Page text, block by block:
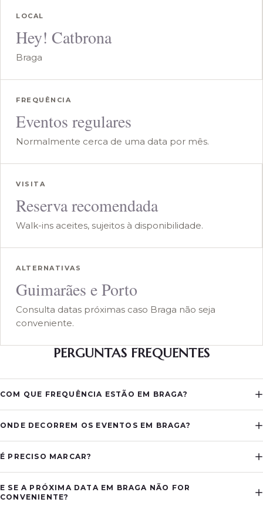
LOCAL
Hey! Catbrona
Braga
FREQUÊNCIA
Eventos regulares
Normalmente cerca de uma data por mês.
VISITA
Reserva recomendada
Walk-ins aceites, sujeitos à disponibilidade.
ALTERNATIVAS
Guimarães e Porto
Consulta datas próximas caso Braga não seja
conveniente.
PERGUNTAS FREQUENTES
COM QUE FREQUÊNCIA ESTÃO EM BRAGA?
ONDE DECORREM OS EVENTOS EM BRAGA?
É PRECISO MARCAR?
E SE A PRÓXIMA DATA EM BRAGA NÃO FOR
CONVENIENTE?